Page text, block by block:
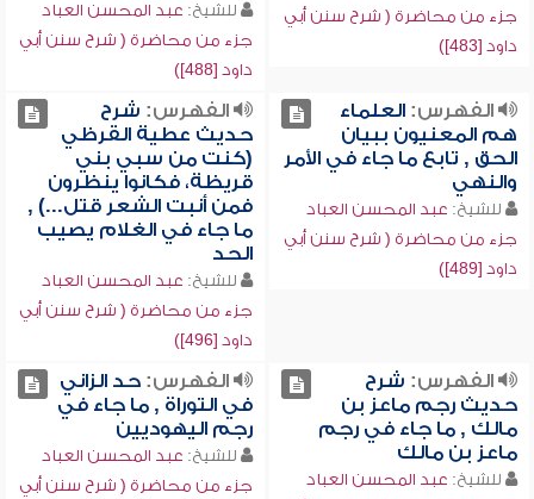
جزء من محاضرة ( شرح سنن أبي
داود [483])
للشيخ: عبد المحسن العباد
جزء من محاضرة ( شرح سنن أبي
داود [488])
الفهرس:العلماء
هم المعنيون ببيان
الحق , تابع ما جاء في الأمر
والنهي
للشيخ: عبد المحسن العباد
جزء من محاضرة ( شرح سنن أبي
داود [489])
الفهرس: شرح
حديث عطية القرظي
(كنت من سبي بني
قريظة، فكانوا ينظرون
فمن أنبت الشعر قتل...) ,
ما جاء في الغلام يصيب
الحد
للشيخ: عبد المحسن العباد
جزء من محاضرة ( شرح سنن أبي
داود [496])
الفهرس: شرح
حديث رجم ماعز بن
مالك , ما جاء في رجم
ماعز بن مالك
للشيخ: عبد المحسن العباد
الفهرس:حد الزاني
في التوراة , ما جاء في
رجم اليهوديين
للشيخ: عبد المحسن العباد
جزء من محاضرة ( شرح سنن أبي